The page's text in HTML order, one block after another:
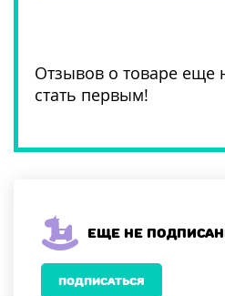
Отзывов о товаре еще
стать первым!
Еще не
ПОДПИСАТЬСЯ